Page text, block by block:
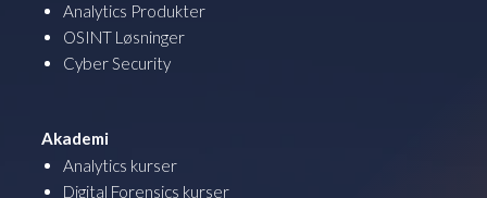
Analytics Produkter
OSINT Løsninger
Cyber Security
Akademi
Analytics kurser
Digital Forensics kurser